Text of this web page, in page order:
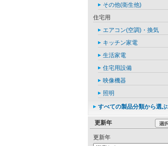
その他(衛生他)
住宅用
エアコン(空調)・換気
キッチン家電
生活家電
住宅用設備
映像機器
照明
すべての製品分類から選ぶ
更新年
更新年